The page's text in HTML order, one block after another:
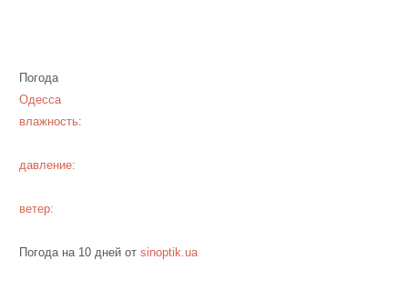
Погода
Одесса
влажность:
давление:
ветер:
Погода на 10 дней от sinoptik.ua